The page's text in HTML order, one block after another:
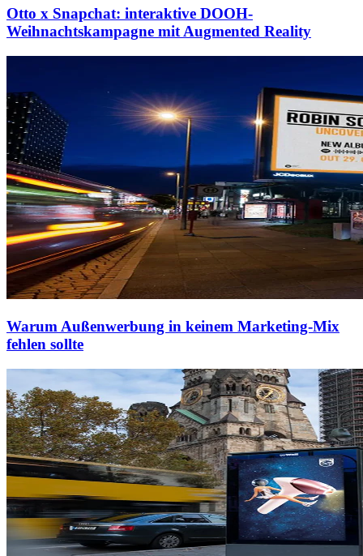
Otto x Snapchat: interaktive DOOH-
Weihnachtskampagne mit Augmented Reality
Warum Außenwerbung in keinem Marketing-Mix
fehlen sollte